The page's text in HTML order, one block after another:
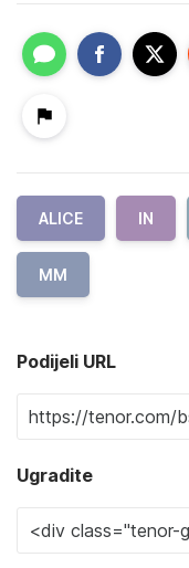
ALICE IN
MM
Podijeli URL
Ugradite